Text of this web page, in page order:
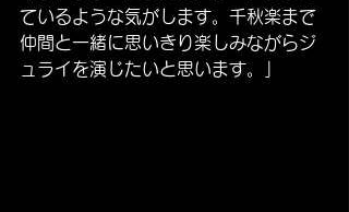
ているような気がします。千秋楽まで
仲間と一緒に思いきり楽しみながらジ
ュライを演じたいと思います。」